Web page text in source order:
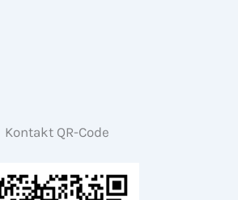
Kontakt QR-Code